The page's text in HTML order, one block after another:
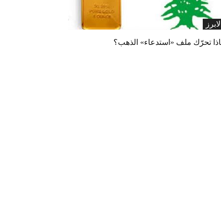
الابرز
تحرّك ملف «استدعاء» الذهب؟